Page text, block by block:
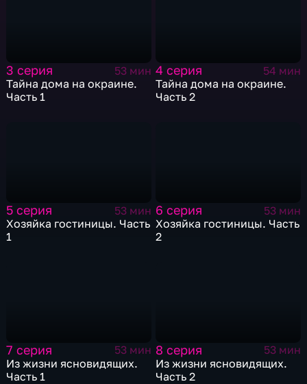
3 серия
53 мин
Тайна дома на окраине.
Часть 1
4 серия
54 мин
Тайна дома на окраине.
Часть 2
5 серия
53 мин
Хозяйка гостиницы. Часть
1
6 серия
53 мин
Хозяйка гостиницы. Часть
2
7 серия
53 мин
Из жизни ясновидящих.
Часть 1
8 серия
53 мин
Из жизни ясновидящих.
Часть 2